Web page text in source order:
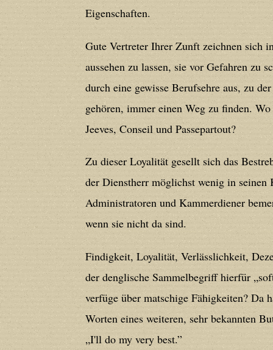
Deprecated: Creation of dynamic
in/home/users/confidit/www/cms/
Deprecated: Creation of dynamic
deprecated in/home/users/confidit/
line 179
Deprecated: Creation of dynamic
in /home/users/confidit/www/cms/
Deprecated: Creation of dynamic
deprecated in/home/users/confidit/
line210
Deprecated: Creation of dynamic
deprecated in/home/users/confidit/
line 212
Eigenschaften.
Gute Vertreter Ihrer Zunft zeichnen sich
aussehen zu lassen, sie vor Gefahren zu
durch eine gewisse Berufsehre aus, zu
gehören, immer einen Weg zu finden.
Jeeves, Conseil und Passepartout?
Zu dieser Loyalität gesellt sich das
der Dienstherr möglichst wenig in
Administratoren und Kammerdiener
wenn sie nicht da sind.
Findigkeit, Loyalität, Verlässlichkeit,
der denglische Sammelbegriff hierfür
verfüge über matschige Fähigkeiten? Da
Worten eines weiteren, sehr bekannten
„I'll do my very best.”